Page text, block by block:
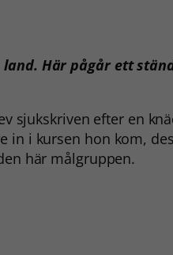
land. Här pågår ett
sjukskriven efter en
in i kursen hon kom,
här målgruppen.